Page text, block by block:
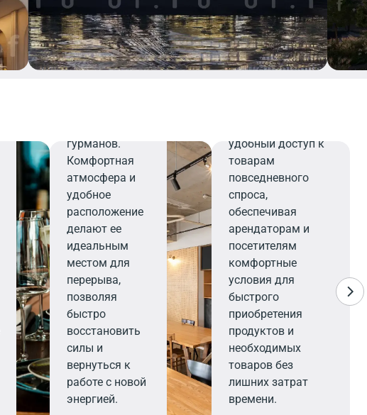
выбор горячих
блюд, салатов,
закусок и
напитков,
гурманов.
Комфортная
атмосфера и
удобное
расположение
делают ее
идеальным
местом для
перерыва,
позволяя
быстро
восстановить
силы и
вернуться к
работе с новой
энергией.
удобный доступ к
товарам
повседневного
спроса,
обеспечивая
арендаторам и
посетителям
комфортные
условия для
быстрого
приобретения
продуктов и
необходимых
товаров без
лишних затрат
времени.